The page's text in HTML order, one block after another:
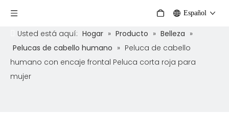
Español
Usted está aquí: Hogar » Producto » Belleza »
Pelucas de cabello humano » Peluca de cabello
humano con encaje frontal Peluca corta roja para
mujer